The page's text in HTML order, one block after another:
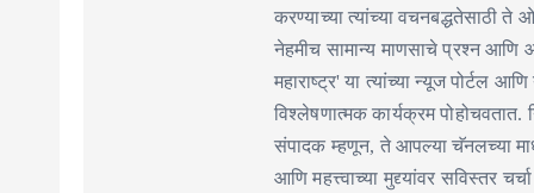
करण्याच्या त्यांच्या वचनबद्धतेसाठी ते
नेहमीच सामान्य माणसाचे प्रश्न आणि
महाराष्ट्र' या त्यांच्या न्यूज पोर्टल
विश्लेषणात्मक कार्यक्रम पोहोचवतात.
संपादक म्हणून, ते आपल्या चॅनलच्या
आणि महत्त्वाच्या मुद्द्यांवर सविस्तर